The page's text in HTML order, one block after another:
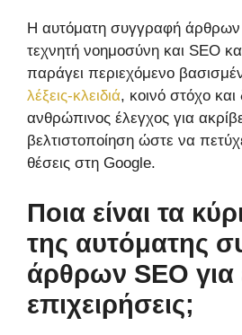
Η αυτόματη συγγραφή άρθρων
τεχνητή νοημοσύνη και SEO
παράγει περιεχόμενο
λέξεις-κλειδιά, κοινό στόχο
ανθρώπινος έλεγχος για
βελτιστοποίηση ώστε να
θέσεις στη Google.
Ποια είναι τα
της αυτόματης
άρθρων SEO για
επιχειρήσεις;